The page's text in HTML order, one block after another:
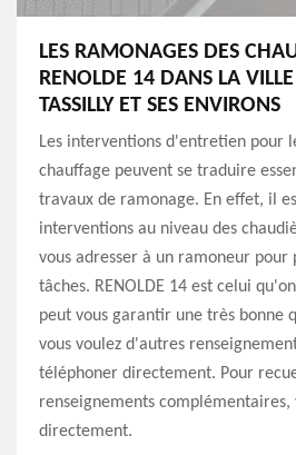
LES RAMONAGES DES
RENOLDE 14 DANS LA
TASSILLY ET SES ENVIRONS
Les interventions d'entretien pour
chauffage peuvent se traduire
travaux de ramonage. En effet, il
interventions au niveau des
vous adresser à un ramoneur pour
tâches. RENOLDE 14 est celui
peut vous garantir une très bonne
vous voulez d'autres
téléphoner directement. Pour
renseignements
directement.